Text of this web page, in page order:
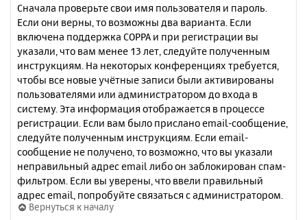
Сначала проверьте свои имя пользователя и пароль.
Если они верны, то возможны два варианта. Если
включена поддержка COPPA и при регистрации вы
указали, что вам менее 13 лет, следуйте полученным
инструкциям. На некоторых конференциях требуется,
чтобы все новые учётные записи были активированы
пользователями или администратором до входа в
систему. Эта информация отображается в процессе
регистрации. Если вам было прислано email-сообщение,
следуйте полученным инструкциям. Если email-
сообщение не получено, то возможно, что вы указали
неправильный адрес email либо он заблокирован спам-
фильтром. Если вы уверены, что ввели правильный
адрес email, попробуйте связаться с администратором.
Вернуться к началу